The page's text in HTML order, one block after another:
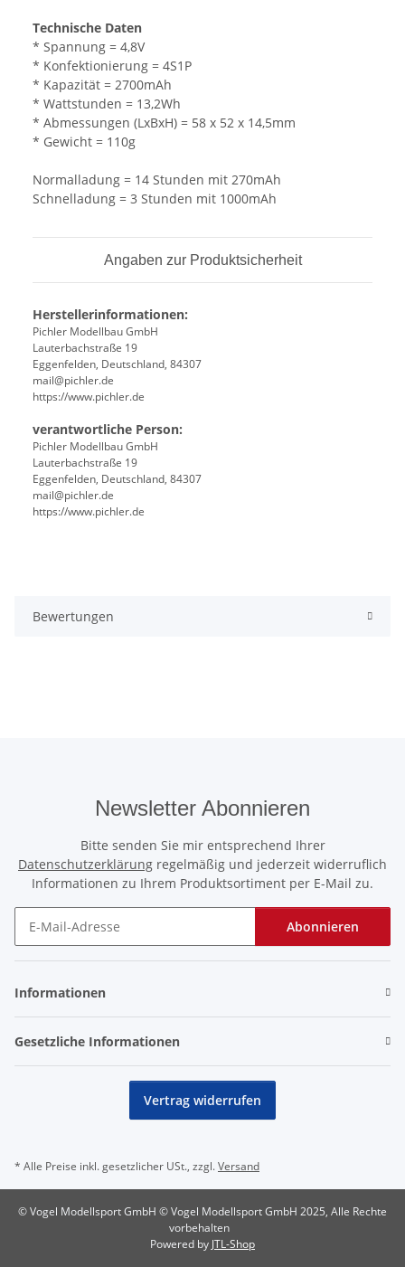
Technische Daten
* Spannung = 4,8V
* Konfektionierung = 4S1P
* Kapazität = 2700mAh
* Wattstunden = 13,2Wh
* Abmessungen (LxBxH) = 58 x 52 x 14,5mm
* Gewicht = 110g
Normalladung = 14 Stunden mit 270mAh
Schnelladung = 3 Stunden mit 1000mAh
Angaben zur Produktsicherheit
Herstellerinformationen:
Pichler Modellbau GmbH
Lauterbachstraße 19
Eggenfelden, Deutschland, 84307
mail@pichler.de
https://www.pichler.de
verantwortliche Person:
Pichler Modellbau GmbH
Lauterbachstraße 19
Eggenfelden, Deutschland, 84307
mail@pichler.de
https://www.pichler.de
Bewertungen
Newsletter Abonnieren
Bitte senden Sie mir entsprechend Ihrer
Datenschutzerklärung regelmäßig und jederzeit widerruflich
Informationen zu Ihrem Produktsortiment per E-Mail zu.
Abonnieren
Informationen
Gesetzliche Informationen
Vertrag widerrufen
* Alle Preise inkl. gesetzlicher USt., zzgl.Versand
© Vogel Modellsport GmbH © Vogel Modellsport GmbH 2025, Alle Rechte
vorbehalten
Powered by JTL-Shop